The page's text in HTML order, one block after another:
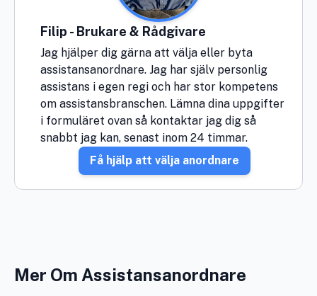
Filip - Brukare & Rådgivare
Jag hjälper dig gärna att välja eller byta
assistansanordnare. Jag har själv personlig
assistans i egen regi och har stor kompetens
om assistansbranschen. Lämna dina uppgifter
i formuläret ovan så kontaktar jag dig så
snabbt jag kan, senast inom 24 timmar.
Få hjälp att välja anordnare
Mer Om Assistansanordnare